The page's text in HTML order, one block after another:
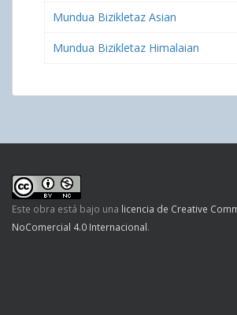
Mundua Bizikletaz Asian
Mundua Bizikletaz Himalaian
Este obra está bajo una licencia de Creative
NoComercial 4.0 Internacional.